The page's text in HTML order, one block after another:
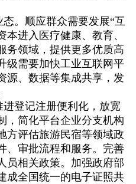
。顺应群众需要发展“互
本进入医疗健康、教育、
务领域，提供更多优质高
级需要加快工业互联网平
源、数据等集成共享，发
登记注册便利化，放宽
，简化平台企业分支机构
方评估旅游民宿等领域政
、审批流程和服务。完善
员相关政策。加强政府部
成全国统一的电子证照共